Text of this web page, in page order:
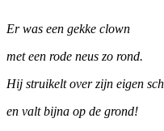
Er was een gekke clown
met een rode neus zo rond.
Hij struikelt over zijn eigen
en valt bijna op de grond!